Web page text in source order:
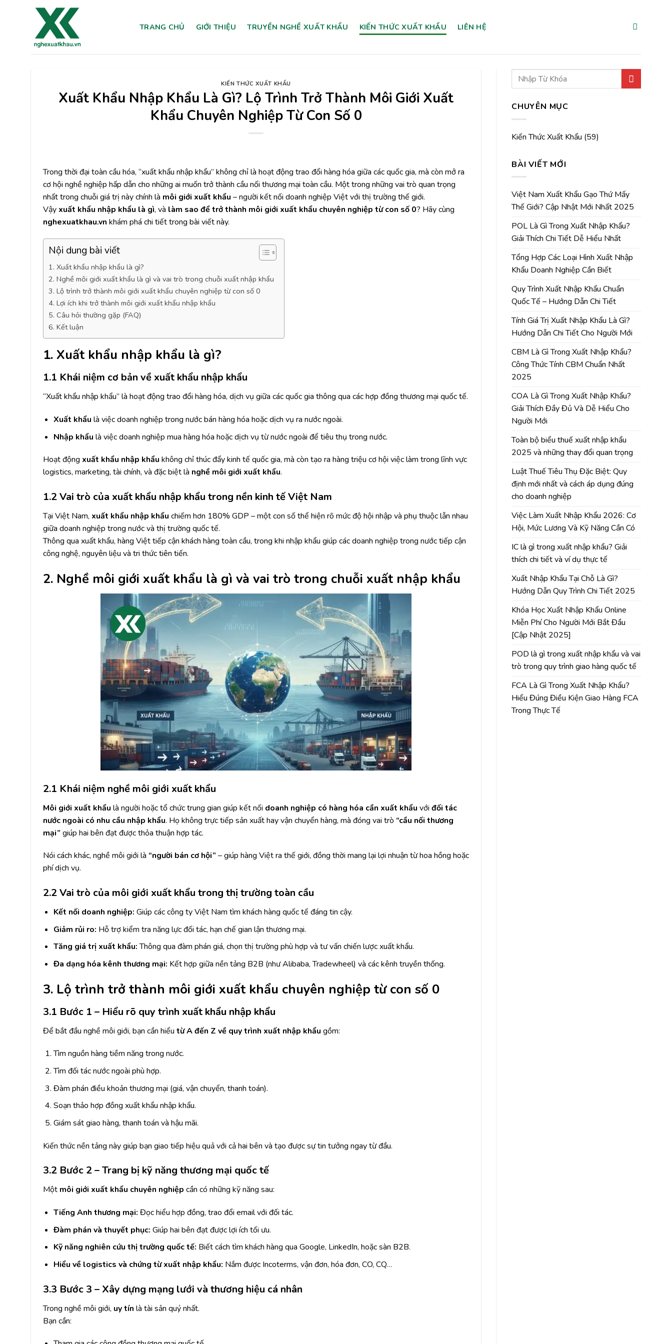
TRANG CHỦ GIỚI THIỆU TRUYỀN NGHỀ XUẤT KHẨU KIẾN THỨC XUẤT KHẨU LIÊN HỆ
KIẾN THỨC XUẤT KHẨU
Xuất Khẩu Nhập Khẩu Là Gì? Lộ Trình Trở Thành Môi Giới Xuất
Khẩu Chuyên Nghiệp Từ Con Số 0
Trong thời đại toàn cầu hóa, “xuất khẩu nhập khẩu” không chỉ là hoạt động trao đổi hàng hóa giữa các quốc gia, mà còn mở ra
cơ hội nghề nghiệp hấp dẫn cho những ai muốn trở thành cầu nối thương mại toàn cầu. Một trong những vai trò quan trọng
nhất trong chuỗi giá trị này chính là môi giới xuất khẩu – người kết nối doanh nghiệp Việt với thị trường thế giới.
Vậy xuất khẩu nhập khẩu là gì, và làm sao để trở thành môi giới xuất khẩu chuyên nghiệp từ con số 0? Hãy cùng
nghexuatkhau.vn khám phá chi tiết trong bài viết này.
Nội dung bài viết
1. Xuất khẩu nhập khẩu là gì?
2. Nghề môi giới xuất khẩu là gì và vai trò trong chuỗi xuất nhập khẩu
3. Lộ trình trở thành môi giới xuất khẩu chuyên nghiệp từ con số 0
4. Lợi ích khi trở thành môi giới xuất khẩu nhập khẩu
5. Câu hỏi thường gặp (FAQ)
6. Kết luận
1. Xuất khẩu nhập khẩu là gì?
1.1 Khái niệm cơ bản về xuất khẩu nhập khẩu
“Xuất khẩu nhập khẩu” là hoạt động trao đổi hàng hóa, dịch vụ giữa các quốc gia thông qua các hợp đồng thương mại quốc tế.
Xuất khẩu là việc doanh nghiệp trong nước bán hàng hóa hoặc dịch vụ ra nước ngoài.
Nhập khẩu là việc doanh nghiệp mua hàng hóa hoặc dịch vụ từ nước ngoài để tiêu thụ trong nước.
Hoạt động xuất khẩu nhập khẩu không chỉ thúc đẩy kinh tế quốc gia, mà còn tạo ra hàng triệu cơ hội việc làm trong lĩnh vực
logistics, marketing, tài chính, và đặc biệt là nghề môi giới xuất khẩu.
1.2 Vai trò của xuất khẩu nhập khẩu trong nền kinh tế Việt Nam
Tại Việt Nam, xuất khẩu nhập khẩu chiếm hơn 180% GDP – một con số thể hiện rõ mức độ hội nhập và phụ thuộc lẫn nhau
giữa doanh nghiệp trong nước và thị trường quốc tế.
Thông qua xuất khẩu, hàng Việt tiếp cận khách hàng toàn cầu, trong khi nhập khẩu giúp các doanh nghiệp trong nước tiếp cận
công nghệ, nguyên liệu và tri thức tiên tiến.
2. Nghề môi giới xuất khẩu là gì và vai trò trong chuỗi xuất nhập khẩu
2.1 Khái niệm nghề môi giới xuất khẩu
Môi giới xuất khẩu là người hoặc tổ chức trung gian giúp kết nối doanh nghiệp có hàng hóa cần xuất khẩu với đối tác
nước ngoài có nhu cầu nhập khẩu. Họ không trực tiếp sản xuất hay vận chuyển hàng, mà đóng vai trò “cầu nối thương
mại” giúp hai bên đạt được thỏa thuận hợp tác.
Nói cách khác, nghề môi giới là “người bán cơ hội” – giúp hàng Việt ra thế giới, đồng thời mang lại lợi nhuận từ hoa hồng hoặc
phí dịch vụ.
2.2 Vai trò của môi giới xuất khẩu trong thị trường toàn cầu
Kết nối doanh nghiệp: Giúp các công ty Việt Nam tìm khách hàng quốc tế đáng tin cậy.
Giảm rủi ro: Hỗ trợ kiểm tra năng lực đối tác, hạn chế gian lận thương mại.
Tăng giá trị xuất khẩu:Thông qua đàm phán giá, chọn thị trường phù hợp và tư vấn chiến lược xuất khẩu.
Đa dạng hóa kênh thương mại: Kết hợp giữa nền tảng B2B (như Alibaba, Tradewheel) và các kênh truyền thống.
3. Lộ trình trở thành môi giới xuất khẩu chuyên nghiệp từ con số 0
3.1 Bước 1 – Hiểu rõ quy trình xuất khẩu nhập khẩu
Để bắt đầu nghề môi giới, bạn cần hiểu từ A đến Z về quy trình xuất nhập khẩu gồm:
Tìm nguồn hàng tiềm năng trong nước.
Tìm đối tác nước ngoài phù hợp.
Đàm phán điều khoản thương mại (giá, vận chuyển, thanh toán).
Soạn thảo hợp đồng xuất khẩu nhập khẩu.
Giám sát giao hàng, thanh toán và hậu mãi.
Kiến thức nền tảng này giúp bạn giao tiếp hiệu quả với cả hai bên và tạo được sự tin tưởng ngay từ đầu.
3.2 Bước 2 – Trang bị kỹ năng thương mại quốc tế
Một môi giới xuất khẩu chuyên nghiệp cần có những kỹ năng sau:
Tiếng Anh thương mại: Đọc hiểu hợp đồng, trao đổi email với đối tác.
Đàm phán và thuyết phục: Giúp hai bên đạt được lợi ích tối ưu.
Kỹ năng nghiên cứu thị trường quốc tế: Biết cách tìm khách hàng qua Google, LinkedIn, hoặc sàn B2B.
Hiểu về logistics và chứng từ xuất nhập khẩu: Nắm được Incoterms, vận đơn, hóa đơn, CO, CQ…
3.3 Bước 3 – Xây dựng mạng lưới và thương hiệu cá nhân
Trong nghề môi giới, uy tín là tài sản quý nhất.
Bạn cần:
CHUYÊN MỤC
Kiến Thức Xuất Khẩu (59)
BÀI VIẾT MỚI
Việt Nam Xuất Khẩu Gạo Thứ Mấy
Thế Giới? Cập Nhật Mới Nhất 2025
POL Là Gì Trong Xuất Nhập Khẩu?
Giải Thích Chi Tiết Dễ Hiểu Nhất
Tổng Hợp Các Loại Hình Xuất Nhập
Khẩu Doanh Nghiệp Cần Biết
Quy Trình Xuất Nhập Khẩu Chuẩn
Quốc Tế – Hướng Dẫn Chi Tiết
Tính Giá Trị Xuất Nhập Khẩu Là Gì?
Hướng Dẫn Chi Tiết Cho Người Mới
CBM Là Gì Trong Xuất Nhập Khẩu?
Công Thức Tính CBM Chuẩn Nhất
2025
COA Là Gì Trong Xuất Nhập Khẩu?
Giải Thích Đầy Đủ Và Dễ Hiểu Cho
Người Mới
Toàn bộ biểu thuế xuất nhập khẩu
2025 và những thay đổi quan trọng
Luật Thuế Tiêu Thụ Đặc Biệt: Quy
định mới nhất và cách áp dụng đúng
cho doanh nghiệp
Việc Làm Xuất Nhập Khẩu 2026: Cơ
Hội, Mức Lương Và Kỹ Năng Cần Có
IC là gì trong xuất nhập khẩu? Giải
thích chi tiết và ví dụ thực tế
Xuất Nhập Khẩu Tại Chỗ Là Gì?
Hướng Dẫn Quy Trình Chi Tiết 2025
Khóa Học Xuất Nhập Khẩu Online
Miễn Phí Cho Người Mới Bắt Đầu
[Cập Nhật 2025]
POD là gì trong xuất nhập khẩu và vai
trò trong quy trình giao hàng quốc tế
FCA Là Gì Trong Xuất Nhập Khẩu?
Hiểu Đúng Điều Kiện Giao Hàng FCA
Trong Thực Tế